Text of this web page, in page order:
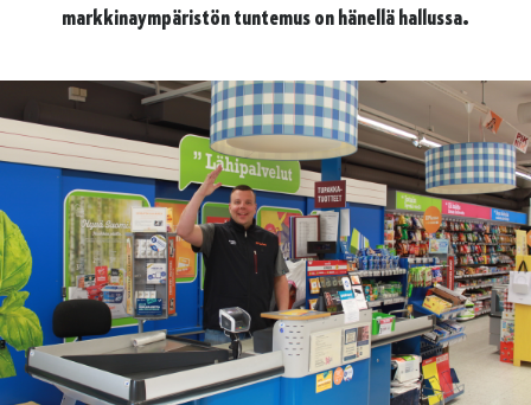
markkinaympäristön tuntemus on hänellä hallussa.